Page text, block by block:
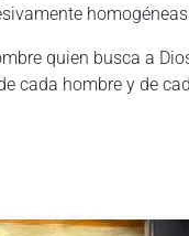
quien busca a
cada hombre y de